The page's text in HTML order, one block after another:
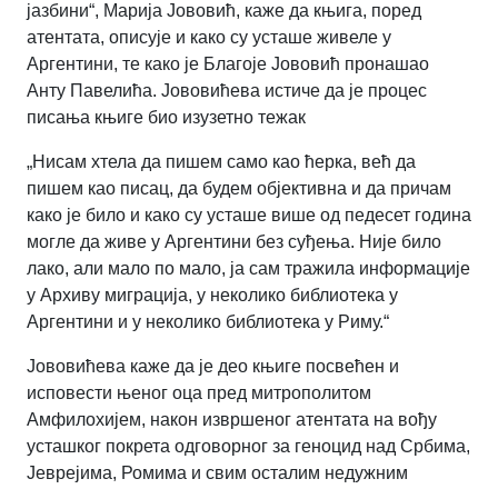
јазбини“, Марија Јововић, каже да књига, поред
атентата, описује и како су усташе живеле у
Аргентини, те како је Благоје Јововић пронашао
Анту Павелића. Јововићева истиче да је процес
писања књиге био изузетно тежак
„Нисам хтела да пишем само као ћерка, већ да
пишем као писац, да будем објективна и да причам
како је било и како су усташе више од педесет година
могле да живе у Аргентини без суђења. Није било
лако, али мало по мало, ја сам тражила информације
у Архиву миграција, у неколико библиотека у
Аргентини и у неколико библиотека у Риму.“
Јововићева каже да је део књиге посвећен и
исповести њеног оца пред митрополитом
Амфилохијем, након извршеног атентата на вођу
усташког покрета одговорног за геноцид над Србима,
Јеврејима, Ромима и свим осталим недужним